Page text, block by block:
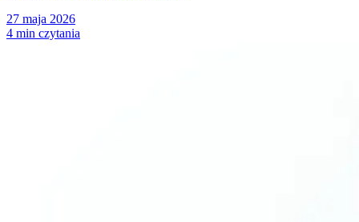
27 maja 2026
4 min czytania